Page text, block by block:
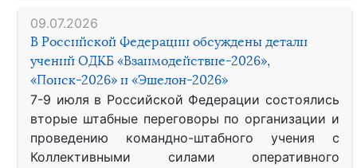
09.07.2026
В Российской Федерации обсуждены детали
учений ОДКБ «Взаимодействие-2026»,
«Поиск-2026» и «Эшелон-2026»
7-9 июля в Российской Федерации состоялись
вторые штабные переговоры по организации и
проведению командно-штабного учения с
Коллективными силами оперативного